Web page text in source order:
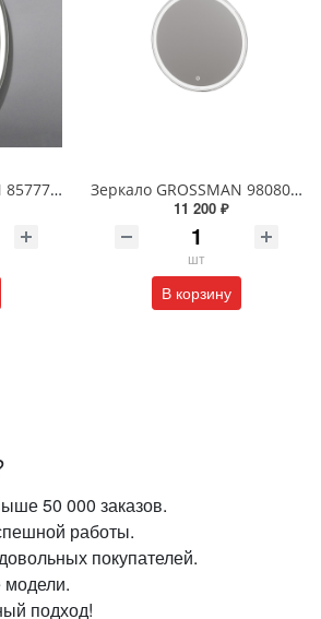
Зеркало GROSSMAN 857770 GALAXY 570*770 с сенсорным выключателем
Зеркало GROSSMAN 98080 SENTO D800 800*800*45 LED с сенсорным выключателем
11 200 ₽
шт
В корзину
50 000 заказов.
работы.
покупателей.
подход!